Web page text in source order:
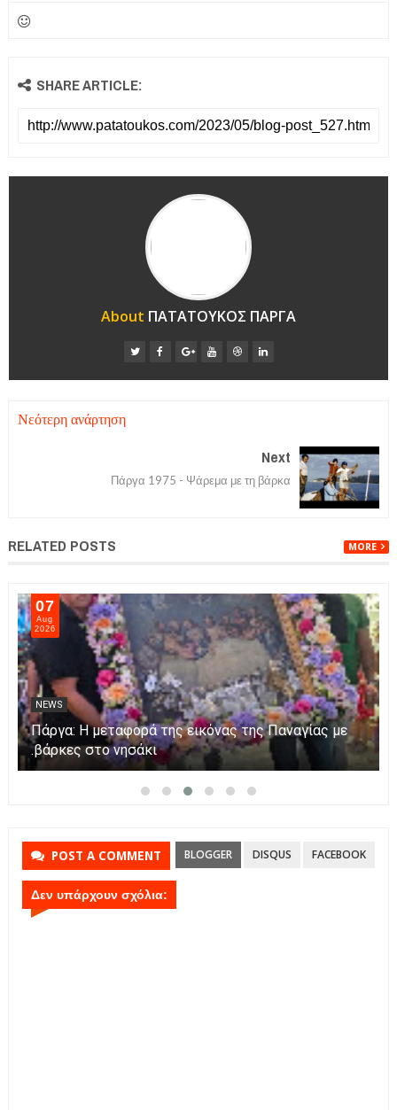
SHARE ARTICLE:
About ΠΑΤΑΤΟΥΚΟΣ ΠΑΡΓΑ
Νεότερη ανάρτηση
Next
Πάργα 1975 - Ψάρεμα με τη βάρκα
RELATED POSTS MORE
07
Aug
2026
NEWS
Πάργα: Η μεταφορά της εικόνας της Παναγίας με
βάρκες στο νησάκι.
POST A COMMENT BLOGGER DISQUS FACEBOOK
Δεν υπάρχουν σχόλια: